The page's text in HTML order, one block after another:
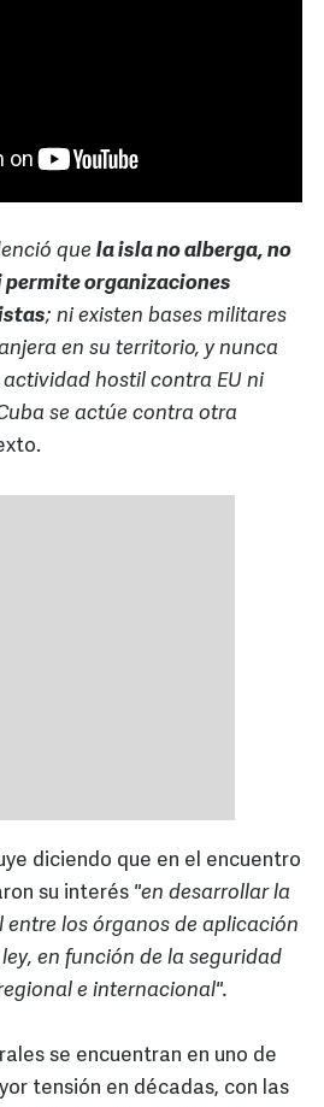
que la isla no alberga, no
permite organizaciones
; ni existen bases militares
en su territorio, y nunca
hostil contra EU ni
se actúe contra otra
diciendo que en el encuentro
su interés "en desarrollar la
los órganos de aplicación
en función de la seguridad
e internacional".
se encuentran en uno de
tensión en décadas, con las